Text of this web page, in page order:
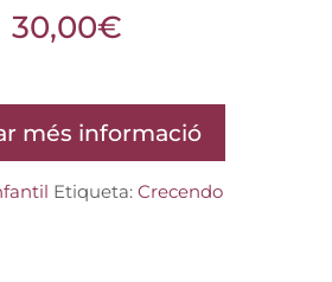
30,00€
més informació
Etiqueta: Crecendo